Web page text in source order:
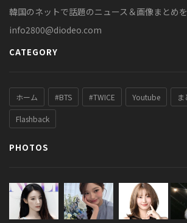
韓国のネットで話題のニュース＆画像まとめ
info2800@diodeo.com
CATEGORY
ホーム #BTS #TWICE Youtube ま
Flashback
PHOTOS